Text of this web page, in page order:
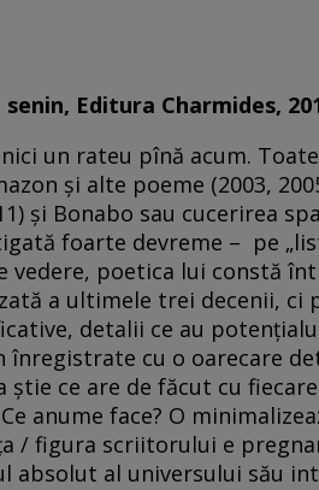
Editura Charmides,
un rateu pînă acum.
și alte poeme (2003,
și Bonabo sau cucerirea
foarte devreme – pe
vedere, poetica lui constă
a ultimele trei decenii, ci
detalii ce au
înregistrate cu o oarecare
știe ce are de făcut cu
anume face? O
/ figura scriitorului e
absolut al universului său